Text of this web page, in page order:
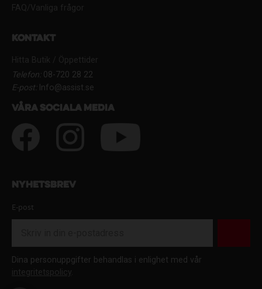
FAQ/Vanliga frågor
Kontakt
Hitta Butik / Öppettider
Telefon:08-720 28 22
E-post:Info@assist.se
Våra sociala media
Nyhetsbrev
E-post
Dina personuppgifter behandlas i enlighet med vår
integritetspolicy.